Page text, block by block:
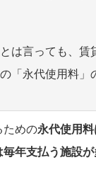
は言っても、賃
「永代使用料」
ための永代使用
毎年支払う施設